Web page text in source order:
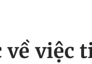
về việc